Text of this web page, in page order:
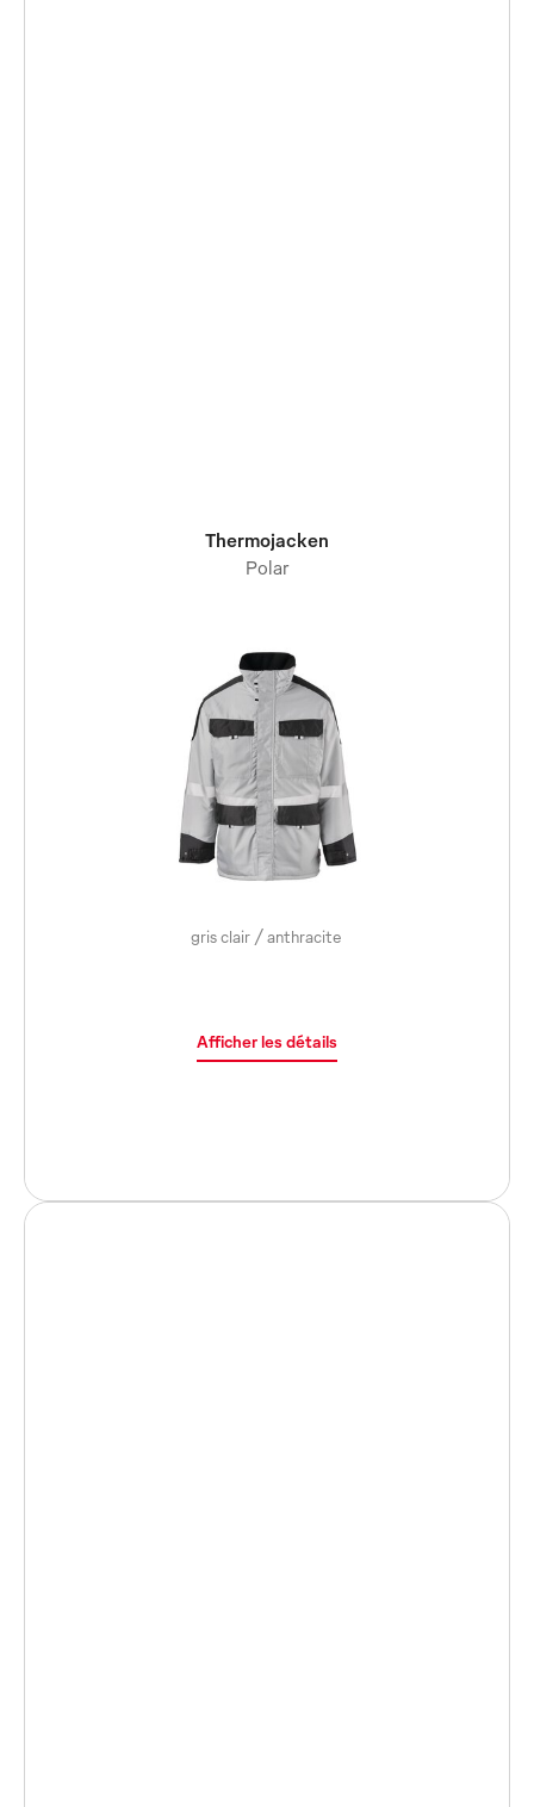
Thermojacken
Polar
gris clair / anthracite
Afficher les détails